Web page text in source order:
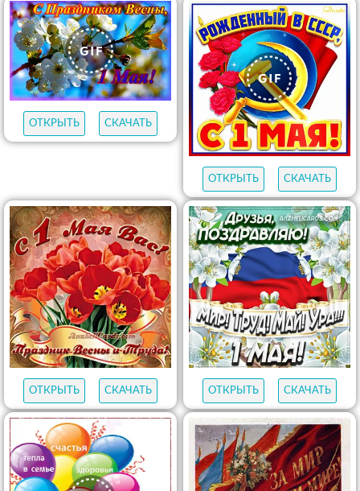
ОТКРЫТЬ СКАЧАТЬ
ОТКРЫТЬ СКАЧАТЬ
ОТКРЫТЬ СКАЧАТЬ ОТКРЫТЬ СКАЧАТЬ